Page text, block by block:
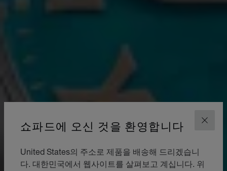
닫기
쇼파드에 오신 것을 환영합니다
United States의 주소로 제품을 배송해 드리겠습니
다. 대한민국에서 웹사이트를 살펴보고 계십니다. 위